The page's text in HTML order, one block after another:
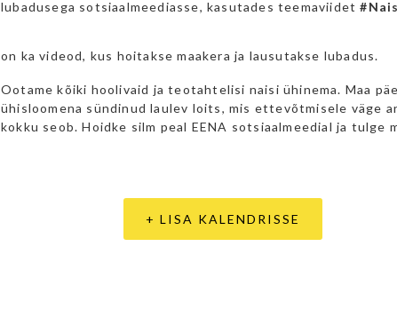
lubadusega sotsiaalmeediasse, kasutades teemaviidet
on ka videod, kus hoitakse maakera ja lausutakse lubadus.
Ootame kõiki hoolivaid ja teotahtelisi naisi ühinema. Maa
ühisloomena sündinud laulev loits, mis ettevõtmisele väge
kokku seob. Hoidke silm peal EENA sotsiaalmeedial ja tulge
+ LISA KALENDRISSE